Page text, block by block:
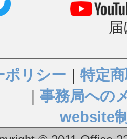
ポリシー ｜ 特定
｜ 事務局への
website